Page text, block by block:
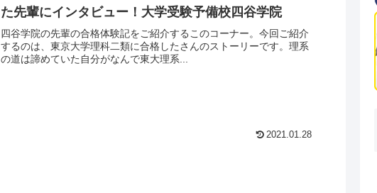
た先輩にインタビュー！大学受験予備校四谷学院
四谷学院の先輩の合格体験記をご紹介するこのコーナー。今回ご紹介
するのは、東京大学理科二類に合格したさんのストーリーです。理系
の道は諦めていた自分がなんで東大理系...
2021.01.28